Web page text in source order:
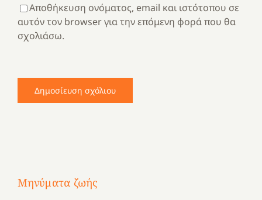
Αποθήκευση ονόματος, email και ιστότοπου σε
αυτόν τον browser για την επόμενη φορά που θα
σχολιάσω.
Μηνύματα ζωής